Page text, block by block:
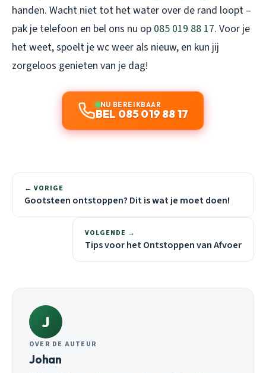
handen. Wacht niet tot het water over de rand loopt –
pak je telefoon en bel ons nu op 085 019 88 17. Voor je
het weet, spoelt je wc weer als nieuw, en kun jij
zorgeloos genieten van je dag!
NU BEREIKBAAR
BEL 085 019 88 17
← VORIGE
Gootsteen ontstoppen? Dit is wat je moet doen!
VOLGENDE →
Tips voor het Ontstoppen van Afvoer
J
OVER DE AUTEUR
Johan